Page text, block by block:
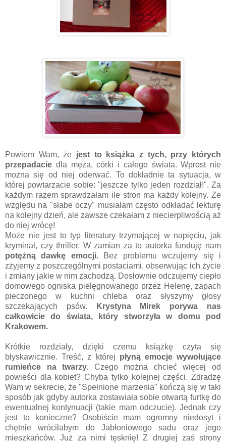
Powiem Wam, że jest to książka z tych, przy których
przepadacie dla męża, córki i całego świata. Wprost nie
można się od niej oderwać. To dokładnie ta sytuacja, w
której powtarzacie sobie: "jeszcze tylko jeden rozdział!". Za
każdym razem sprawdzałam ile stron ma każdy kolejny. Ze
względu na "słabe oczy" musiałam często odkładać lekturę
na kolejny dzień, ale zawsze czekałam z niecierpliwością aż
do niej wrócę!
Może nie jest to typ literatury trzymającej w napięciu, jak
kryminał, czy thriller. W zamian za to autorka funduję nam
potężną dawkę emocji.Bez problemu wczujemy się i
zżyjemy z poszczególnymi postaciami, obserwując ich życie
i zmiany jakie w nim zachodzą. Dosłownie odczujemy ciepło
domowego ogniska pielęgnowanego przez Helenę, zapach
pieczonego w kuchni chleba oraz słyszymy głosy
szczekających psów.
Krystyna Mirek porywa nas
całkowicie do świata, który stworzyła w domu pod
Krakowem.
Krótkie rozdziały, dzięki czemu książkę czyta się
błyskawicznie. Treść, z której płyną emocje wywołujące
rumieńce na twarzy. Czego można chcieć więcej od
powieści dla kobiet? Chyba tylko kolejnej części. Zdradzę
Wam w sekrecie, że "Spełnione marzenia" kończą się w taki
sposób jak gdyby autorka zostawiała sobie otwartą furtkę do
ewentualnej kontynuacji (takie mam odczucie). Jednak czy
jest to konieczne? Osobiście mam ogromny niedosyt i
chętnie wróciłabym do Jabłoniowego sadu oraz jego
mieszkańców. Już za nimi tęsknię! Z drugiej zaś strony